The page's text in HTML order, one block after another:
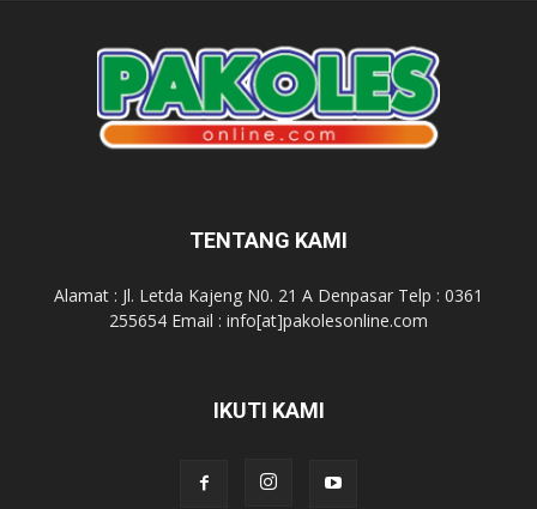
TENTANG KAMI
Alamat : Jl. Letda Kajeng N0. 21 A Denpasar Telp : 0361
255654 Email : info[at]pakolesonline.com
IKUTI KAMI